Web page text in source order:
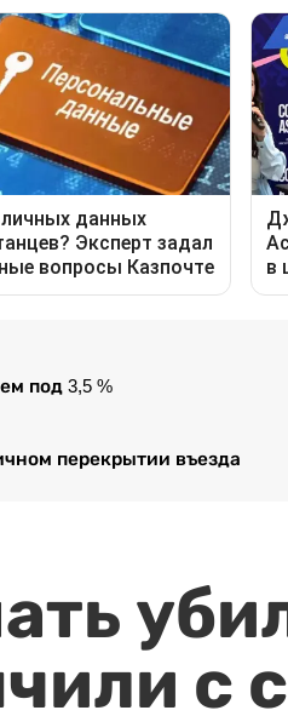
под 3,5 %
перекрытии въезда
с